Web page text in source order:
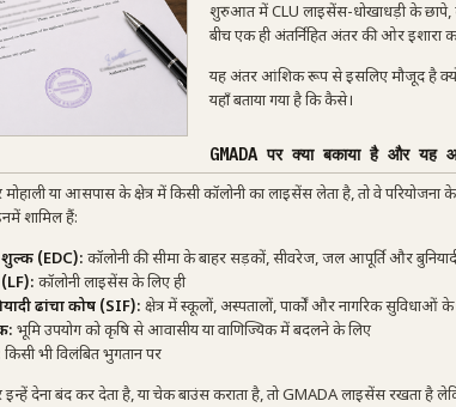
शुरुआत में CLU लाइसेंस-धोखाधड़ी के छापे,
बीच एक ही अंतर्निहित अंतर की ओर इशारा
यह अंतर आंशिक रूप से इसलिए मौजूद है
यहाँ बताया गया है कि कैसे।
GMADA पर क्या बकाया है और यह
या आसपास के क्षेत्र में किसी कॉलोनी का लाइसेंस लेता है, तो वे
शामिल हैं:
शुल्क (EDC): कॉलोनी की सीमा के बाहर सड़कों, सीवरेज, जल आपूर्ति और
कॉलोनी लाइसेंस के लिए ही
ढांचा कोष (SIF): क्षेत्र में स्कूलों, अस्पतालों, पार्कों और नागरिक सुविधाओं
भूमि उपयोग को कृषि से आवासीय या वाणिज्यिक में बदलने के लिए
किसी भी विलंबित भुगतान पर
देना बंद कर देता है, या चेक बाउंस कराता है, तो GMADA लाइसेंस रखता है